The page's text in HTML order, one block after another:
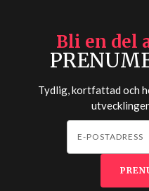
Bli en del
Tydlig, kortfattad och